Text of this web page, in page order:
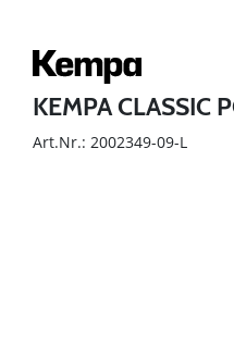
KEMPA CLASSIC
Art.Nr.: 2002349-09-L